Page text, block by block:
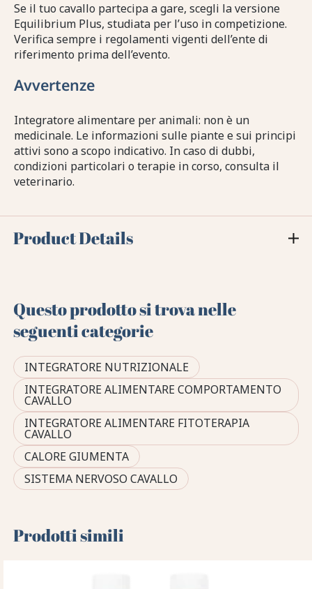
Se il tuo cavallo partecipa a gare, scegli la versione
Equilibrium Plus, studiata per l’uso in competizione.
Verifica sempre i regolamenti vigenti dell’ente di
riferimento prima dell’evento.
Avvertenze
Integratore alimentare per animali: non è un
medicinale. Le informazioni sulle piante e sui principi
attivi sono a scopo indicativo. In caso di dubbi,
condizioni particolari o terapie in corso, consulta il
veterinario.
Product Details
Questo prodotto si trova nelle
seguenti categorie
INTEGRATORE NUTRIZIONALE
INTEGRATORE ALIMENTARE COMPORTAMENTO
CAVALLO
INTEGRATORE ALIMENTARE FITOTERAPIA
CAVALLO
CALORE GIUMENTA
SISTEMA NERVOSO CAVALLO
Prodotti simili